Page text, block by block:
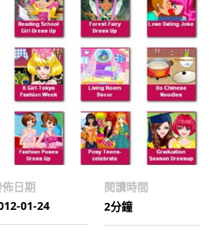
日期
01-24
閱讀時間
2分鐘